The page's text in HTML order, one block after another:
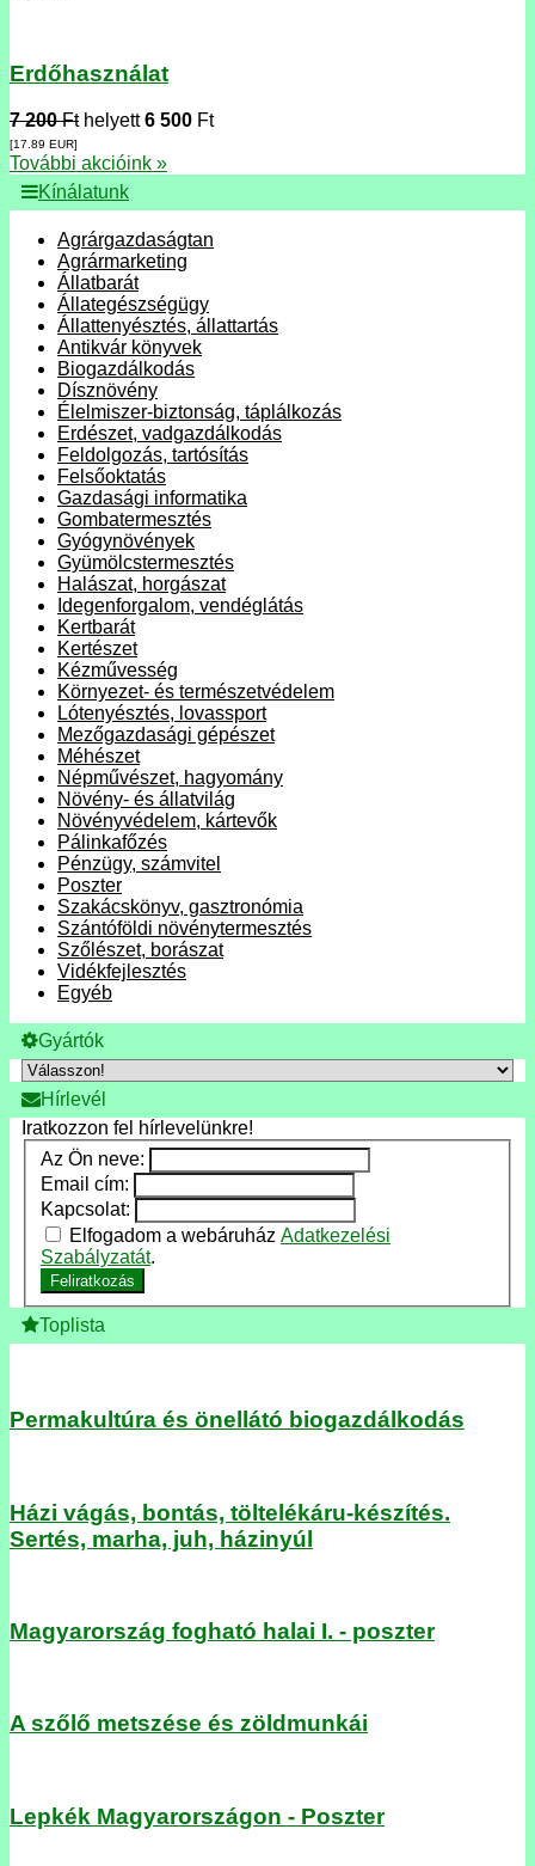
Erdőhasználat
7 200 Fthelyett6 500 Ft
[17.89 EUR]
További akcióink »
Kínálatunk
Agrárgazdaságtan
Agrármarketing
Állatbarát
Állategészségügy
Állattenyésztés, állattartás
Antikvár könyvek
Biogazdálkodás
Dísznövény
Élelmiszer-biztonság, táplálkozás
Erdészet, vadgazdálkodás
Feldolgozás, tartósítás
Felsőoktatás
Gazdasági informatika
Gombatermesztés
Gyógynövények
Gyümölcstermesztés
Halászat, horgászat
Idegenforgalom, vendéglátás
Kertbarát
Kertészet
Kézművesség
Környezet- és természetvédelem
Lótenyésztés, lovassport
Mezőgazdasági gépészet
Méhészet
Népművészet, hagyomány
Növény- és állatvilág
Növényvédelem, kártevők
Pálinkafőzés
Pénzügy, számvitel
Poszter
Szakácskönyv, gasztronómia
Szántóföldi növénytermesztés
Szőlészet, borászat
Vidékfejlesztés
Egyéb
Gyártók
Hírlevél
Iratkozzon fel hírlevelünkre!
Az Ön neve:
Email cím:
Kapcsolat:
Elfogadom a webáruház Adatkezelési
Szabályzatát.
Feliratkozás
Toplista
Permakultúra és önellátó biogazdálkodás
Házi vágás, bontás, töltelékáru-készítés.
Sertés, marha, juh, házinyúl
Magyarország fogható halai I. - poszter
A szőlő metszése és zöldmunkái
Lepkék Magyarországon - Poszter